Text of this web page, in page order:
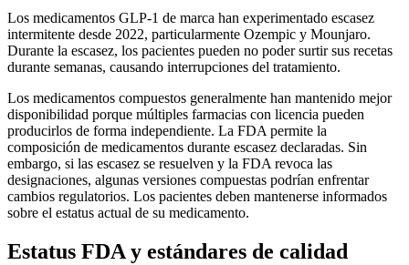
Los medicamentos GLP-1 de marca han experimentado escasez
intermitente desde 2022, particularmente Ozempic y Mounjaro.
Durante la escasez, los pacientes pueden no poder surtir sus recetas
durante semanas, causando interrupciones del tratamiento.
Los medicamentos compuestos generalmente han mantenido mejor
disponibilidad porque múltiples farmacias con licencia pueden
producirlos de forma independiente. La FDA permite la
composición de medicamentos durante escasez declaradas. Sin
embargo, si las escasez se resuelven y la FDA revoca las
designaciones, algunas versiones compuestas podrían enfrentar
cambios regulatorios. Los pacientes deben mantenerse informados
sobre el estatus actual de su medicamento.
Estatus FDA y estándares de calidad